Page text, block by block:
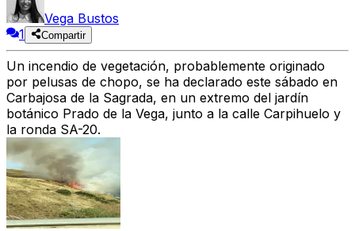
Vega Bustos
1
Compartir
Un incendio de vegetación, probablemente originado
por pelusas de chopo, se ha declarado este sábado en
Carbajosa de la Sagrada, en un extremo del jardín
botánico Prado de la Vega, junto a la calle Carpihuelo y
la ronda SA-20.